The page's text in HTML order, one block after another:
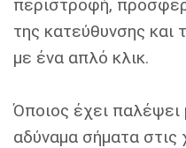
περιστροφή,
της κατεύθυνσης
με ένα απλό κλικ.
Όποιος έχει παλέψει
αδύναμα σήματα στις